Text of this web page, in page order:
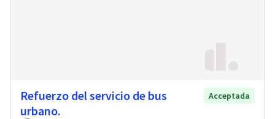
Refuerzo del servicio de bus
urbano.
Acceptada